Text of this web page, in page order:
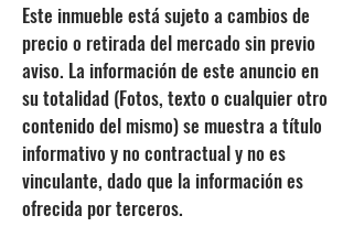
Este inmueble está sujeto a cambios de
precio o retirada del mercado sin previo
aviso. La información de este anuncio en
su totalidad (Fotos, texto o cualquier otro
contenido del mismo) se muestra a título
informativo y no contractual y no es
vinculante, dado que la información es
ofrecida por terceros.